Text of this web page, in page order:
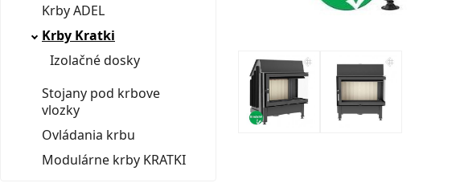
Krby ADEL
Krby Kratki
Izolačné dosky
Stojany pod krbove
vlozky
Ovládania krbu
Modulárne krby KRATKI